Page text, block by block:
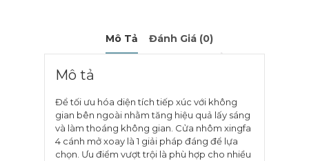
Mô Tả Đánh Giá (0)
Mô tả
Để tối ưu hóa diện tích tiếp xúc với không
gian bên ngoài nhằm tăng hiệu quả lấy sáng
và làm thoáng không gian. Cửa nhôm xingfa
4 cánh mở xoay là 1 giải pháp đáng để lựa
chọn. Ưu điểm vượt trội là phù hợp cho nhiều